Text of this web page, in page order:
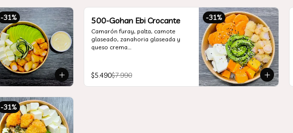
-31% -31%
500-Gohan Ebi Crocante
Camarón furay, palta, camote
glaseado, zanahoria glaseada y
queso crema.
$5.490$7.990
-31%